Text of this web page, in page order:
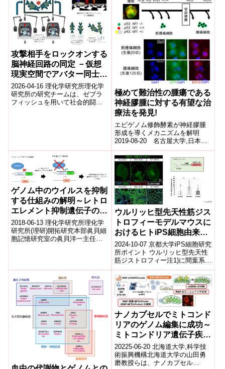
小...
ウイルスが関与していることが
わかった。
攻撃相手をロックオンする
脳神経回路の同定 －仮想
現実空間でアバター同士が
闘争するシステムの構築－
2026-04-16 理化学研究所理化学
研究所の研究チームは、ゼブラ
フィッシュを用いて社会的闘争
極めて難治性の腫瘍である
神経膠腫に対する有望な治
療法を発見!
エピゲノム修飾酵素が神経膠腫
形成を導くメカニズムを解明
2019-08-20 名古屋大学,日本医
療研究開発機構名古屋大学大学
院医学系研究科(研究科長・門松
健治)・...
ゲノム中のウイルスを抑制
する仕組みの解明～レトロ
エレメント抑制遺伝子の網
羅的同定～
2018-06-13 理化学研究所理化学
研究所(理研)開拓研究本部眞貝細
胞記憶研究室の眞貝洋一主任研
ウルリッヒ型先天性筋ジス
トロフィーモデルマウスに
おけるヒトiPS細胞由来間
葉系間質細胞の特異な筋再
生能力
2024-10-07 京都大学iPS細胞研究
所ポイント ウルリッヒ型先天性
筋ジストロフィー注1)に間葉系間
質細胞(MSCs)注2)の移植が治療
効果を発揮すると期...
ナノカプセルでミトコンド
リアのゲノム編集に成功～
ミトコンドリア遺伝子疾患
治療に向けた新規技術の開
発～
20225-06-20 北海道大学,科学技
術振興機構北海道大学の山田勇
磨教授らは、ナノカプセル